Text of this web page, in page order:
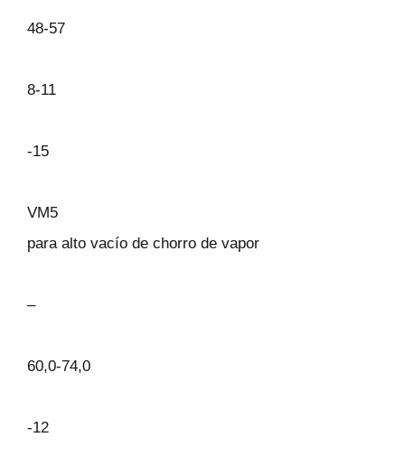
48-57
8-11
-15
VM5
para alto vacío de chorro de vapor
–
60,0-74,0
-12